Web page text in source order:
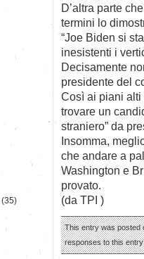
D’altra parte
termini lo
“Joe Biden si
inesistenti i
Decisamente
presidente del
Così ai piani alti
trovare un
straniero” da
Insomma,
che andare a
Washington e
provato.
(da TPI )
This entry was posted
responses to this
(35)